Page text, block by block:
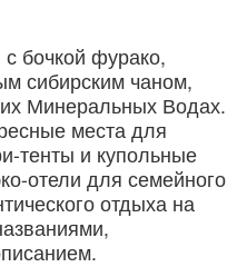
бочкой фурако,
сибирским чаном,
Минеральных Водах.
места для
тенты и купольные
отели для семейного
отдыха на